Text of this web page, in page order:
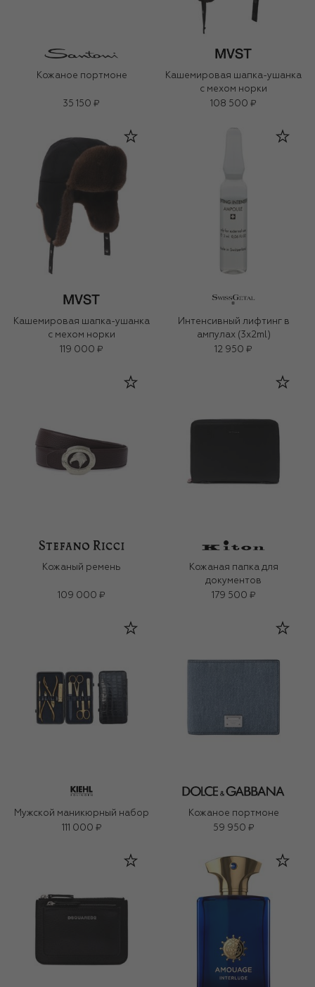
Кожаное портмоне
35 150 ₽
Кашемировая шапка-ушанка
с мехом норки
108 500 ₽
Кашемировая шапка-ушанка
с мехом норки
119 000 ₽
Интенсивный лифтинг в
ампулах (3x2ml)
12 950 ₽
Кожаный ремень
109 000 ₽
Кожаная папка для
документов
179 500 ₽
Мужской маникюрный набор
111 000 ₽
Кожаное портмоне
59 950 ₽